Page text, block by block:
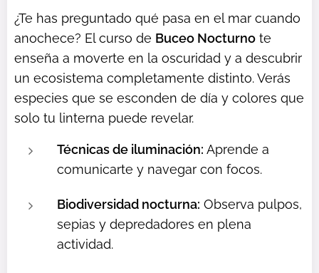
¿Te has preguntado qué pasa en el mar cuando
anochece? El curso de Buceo Nocturno te
enseña a moverte en la oscuridad y a descubrir
un ecosistema completamente distinto. Verás
especies que se esconden de día y colores que
solo tu linterna puede revelar.
Técnicas de iluminación: Aprende a
comunicarte y navegar con focos.
Biodiversidad nocturna: Observa pulpos,
sepias y depredadores en plena
actividad.